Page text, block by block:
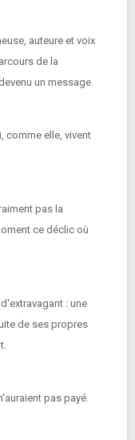
auteure et voix
de la
un message.
comme elle, vivent
pas la
ce déclic où
: une
de ses propres
pas payé.